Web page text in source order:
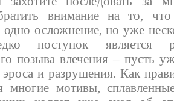
внимание на то,
одно осложнение, но уже
поступок является
позыва влечения – пусть
эроса и разрушения. Как
многие мотивы,